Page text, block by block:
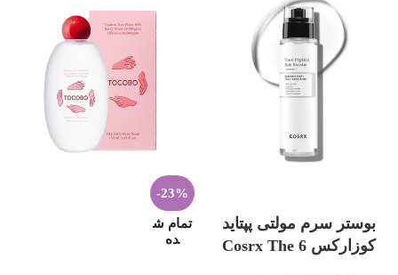
بوستر سرم مولتی پپتاید
کوزارکس Cosrx The 6
-23%
تمام ش
ده